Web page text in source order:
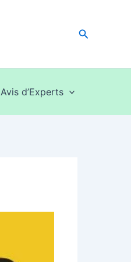
Avis d’Experts